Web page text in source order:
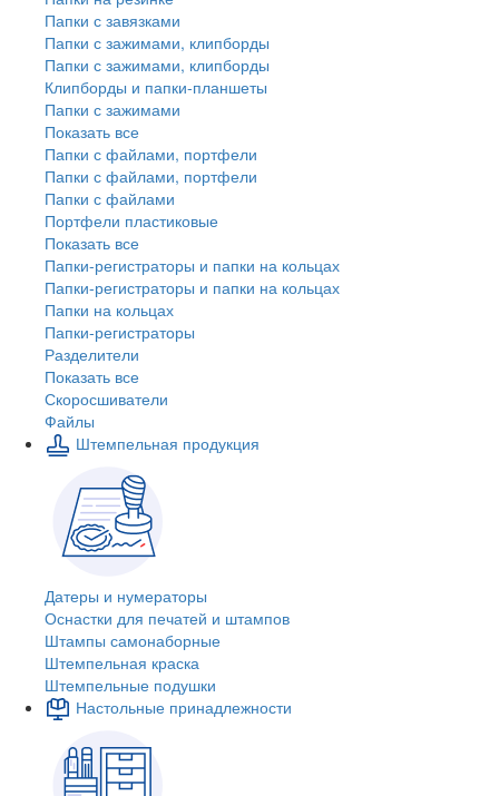
Папки с завязками
Папки с зажимами, клипборды
Папки с зажимами, клипборды
Клипборды и папки-планшеты
Папки с зажимами
Показать все
Папки с файлами, портфели
Папки с файлами, портфели
Папки с файлами
Портфели пластиковые
Показать все
Папки-регистраторы и папки на кольцах
Папки-регистраторы и папки на кольцах
Папки на кольцах
Папки-регистраторы
Разделители
Показать все
Скоросшиватели
Файлы
Штемпельная продукция
Датеры и нумераторы
Оснастки для печатей и штампов
Штампы самонаборные
Штемпельная краска
Штемпельные подушки
Настольные принадлежности